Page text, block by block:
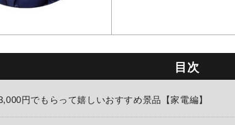
目次
円でもらって嬉しいおすすめ景品【家電編】